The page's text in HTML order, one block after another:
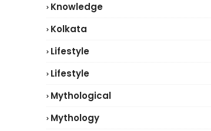
Knowledge
Kolkata
Lifestyle
Lifestyle
Mythological
Mythology